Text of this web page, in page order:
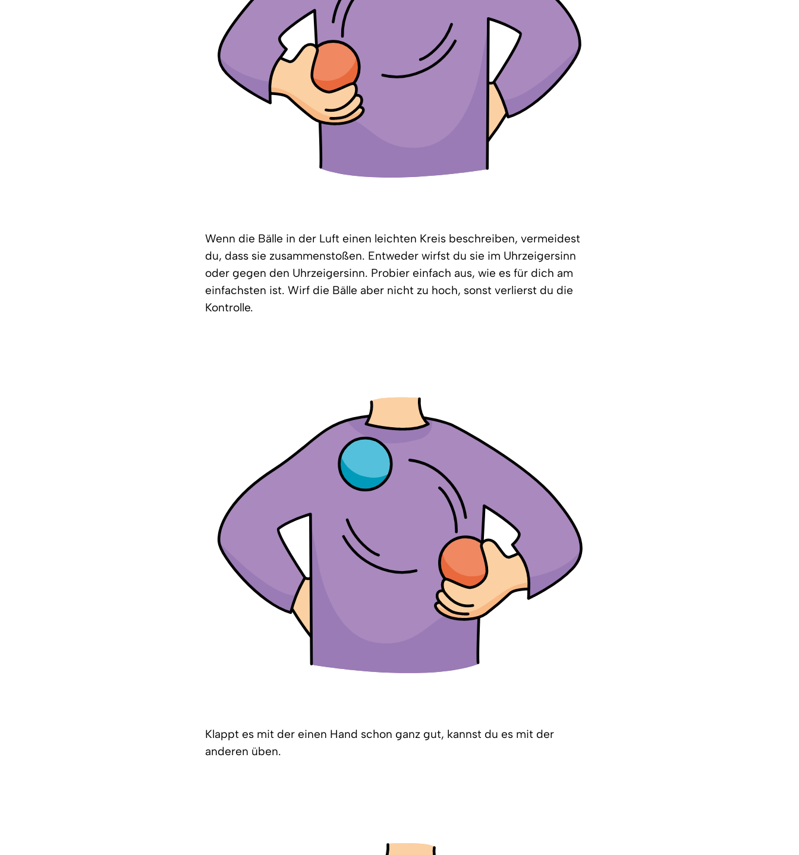
Wenn die Bälle in der Luft einen leichten Kreis beschreiben, vermeidest
du, dass sie zusammenstoßen. Entweder wirfst du sie im Uhrzeigersinn
oder gegen den Uhrzeigersinn. Probier einfach aus, wie es für dich am
einfachsten ist. Wirf die Bälle aber nicht zu hoch, sonst verlierst du die
Kontrolle.
Klappt es mit der einen Hand schon ganz gut, kannst du es mit der
anderen üben.